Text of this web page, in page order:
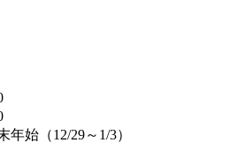
始（12/29～1/3）